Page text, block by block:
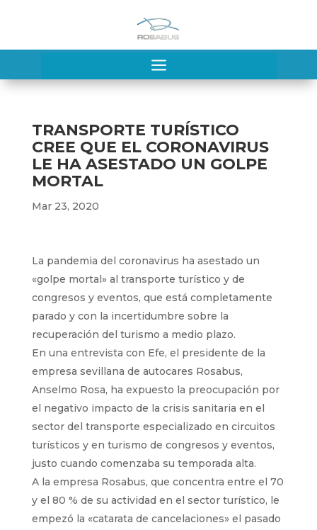
a
TRANSPORTE TURÍSTICO
CREE QUE EL CORONAVIRUS
LE HA ASESTADO UN GOLPE
MORTAL
Mar 23, 2020
La pandemia del coronavirus ha asestado un
«golpe mortal» al transporte turístico y de
congresos y eventos, que está completamente
parado y con la incertidumbre sobre la
recuperación del turismo a medio plazo.
En una entrevista con Efe, el presidente de la
empresa sevillana de autocares Rosabus,
Anselmo Rosa, ha expuesto la preocupación por
el negativo impacto de la crisis sanitaria en el
sector del transporte especializado en circuitos
turísticos y en turismo de congresos y eventos,
justo cuando comenzaba su temporada alta.
A la empresa Rosabus, que concentra entre el 70
y el 80 % de su actividad en el sector turístico, le
empezó la «catarata de cancelaciones» el pasado